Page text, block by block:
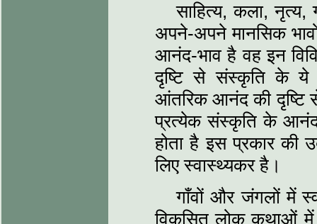
साहित्य, कला, नृत्य,
अपने-अपने मानसिक
आनंद-भाव है वह इन
दृष्टि से संस्कृति के ये
आंतरिक आनंद की दृष्टि
प्रत्येक संस्कृति के
होता है इस प्रकार की
लिए स्वास्थ्यकर है।
गाँवों और जंगलों में
विकसित लोक कथाओं